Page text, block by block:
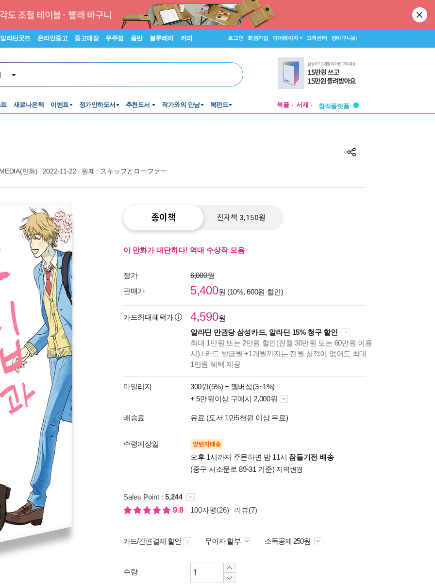
알라딘굿즈 온라인중고 중고매장 우주점 음반 블루레이 커피 로그인 회원가입 마이페이지 고객센터 장바구니(0)
새로나온책 이벤트 정가인하도서 추천도서 작가와의 만남 북펀드 북플 서재
창작플랫폼
만화) 2022-11-22 원제 : スキップとロ一ファ一
종이책 전자책 3,150원
이 만화가 대단하다! 역대 수상작 모음
정가
6,000원
판매가
5,400원 (10%, 600원 할인)
카드최대혜택가 4,590원
알라딘 만권당 삼성카드, 알라딘 15% 청구 할인
최대 1만원 또는 2만원 할인(전월 30만원 또는 60만원 이용
시) / 카드 발급월 +1개월까지는 전월 실적이 없어도 최대
1만원 혜택 제공
마일리지 300원(5%) + 멤버십(3~1%)
+ 5만원이상 구매시 2,000원
배송료 유료 (도서 1만5천원 이상 무료)
수령예상일 양탄자배송
오후 1시까지 주문하면 밤 11시 잠들기전 배송
(중구 서소문로 89-31 기준) 지역변경
Sales Point : 5,244
9.8
100자평(26) 리뷰(7)
카드/간편결제 할인 무이자 할부 소득공제 250원
수량